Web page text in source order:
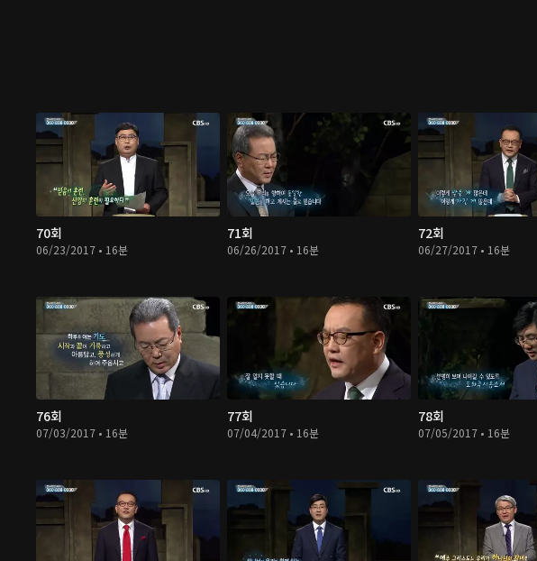
70회
06/23/2017 • 16분
71회
06/26/2017 • 16분
72회
06/27/2017 • 16분
76회
07/03/2017 • 16분
77회
07/04/2017 • 16분
78회
07/05/2017 • 16분